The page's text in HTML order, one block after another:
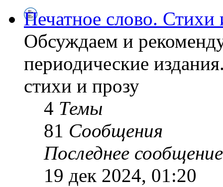
Печатное слово. Стихи
Обсуждаем и
периодические
стихи и прозу
4 Темы
81 Сообщения
Последнее сообщение
19 дек 2024, 01:20